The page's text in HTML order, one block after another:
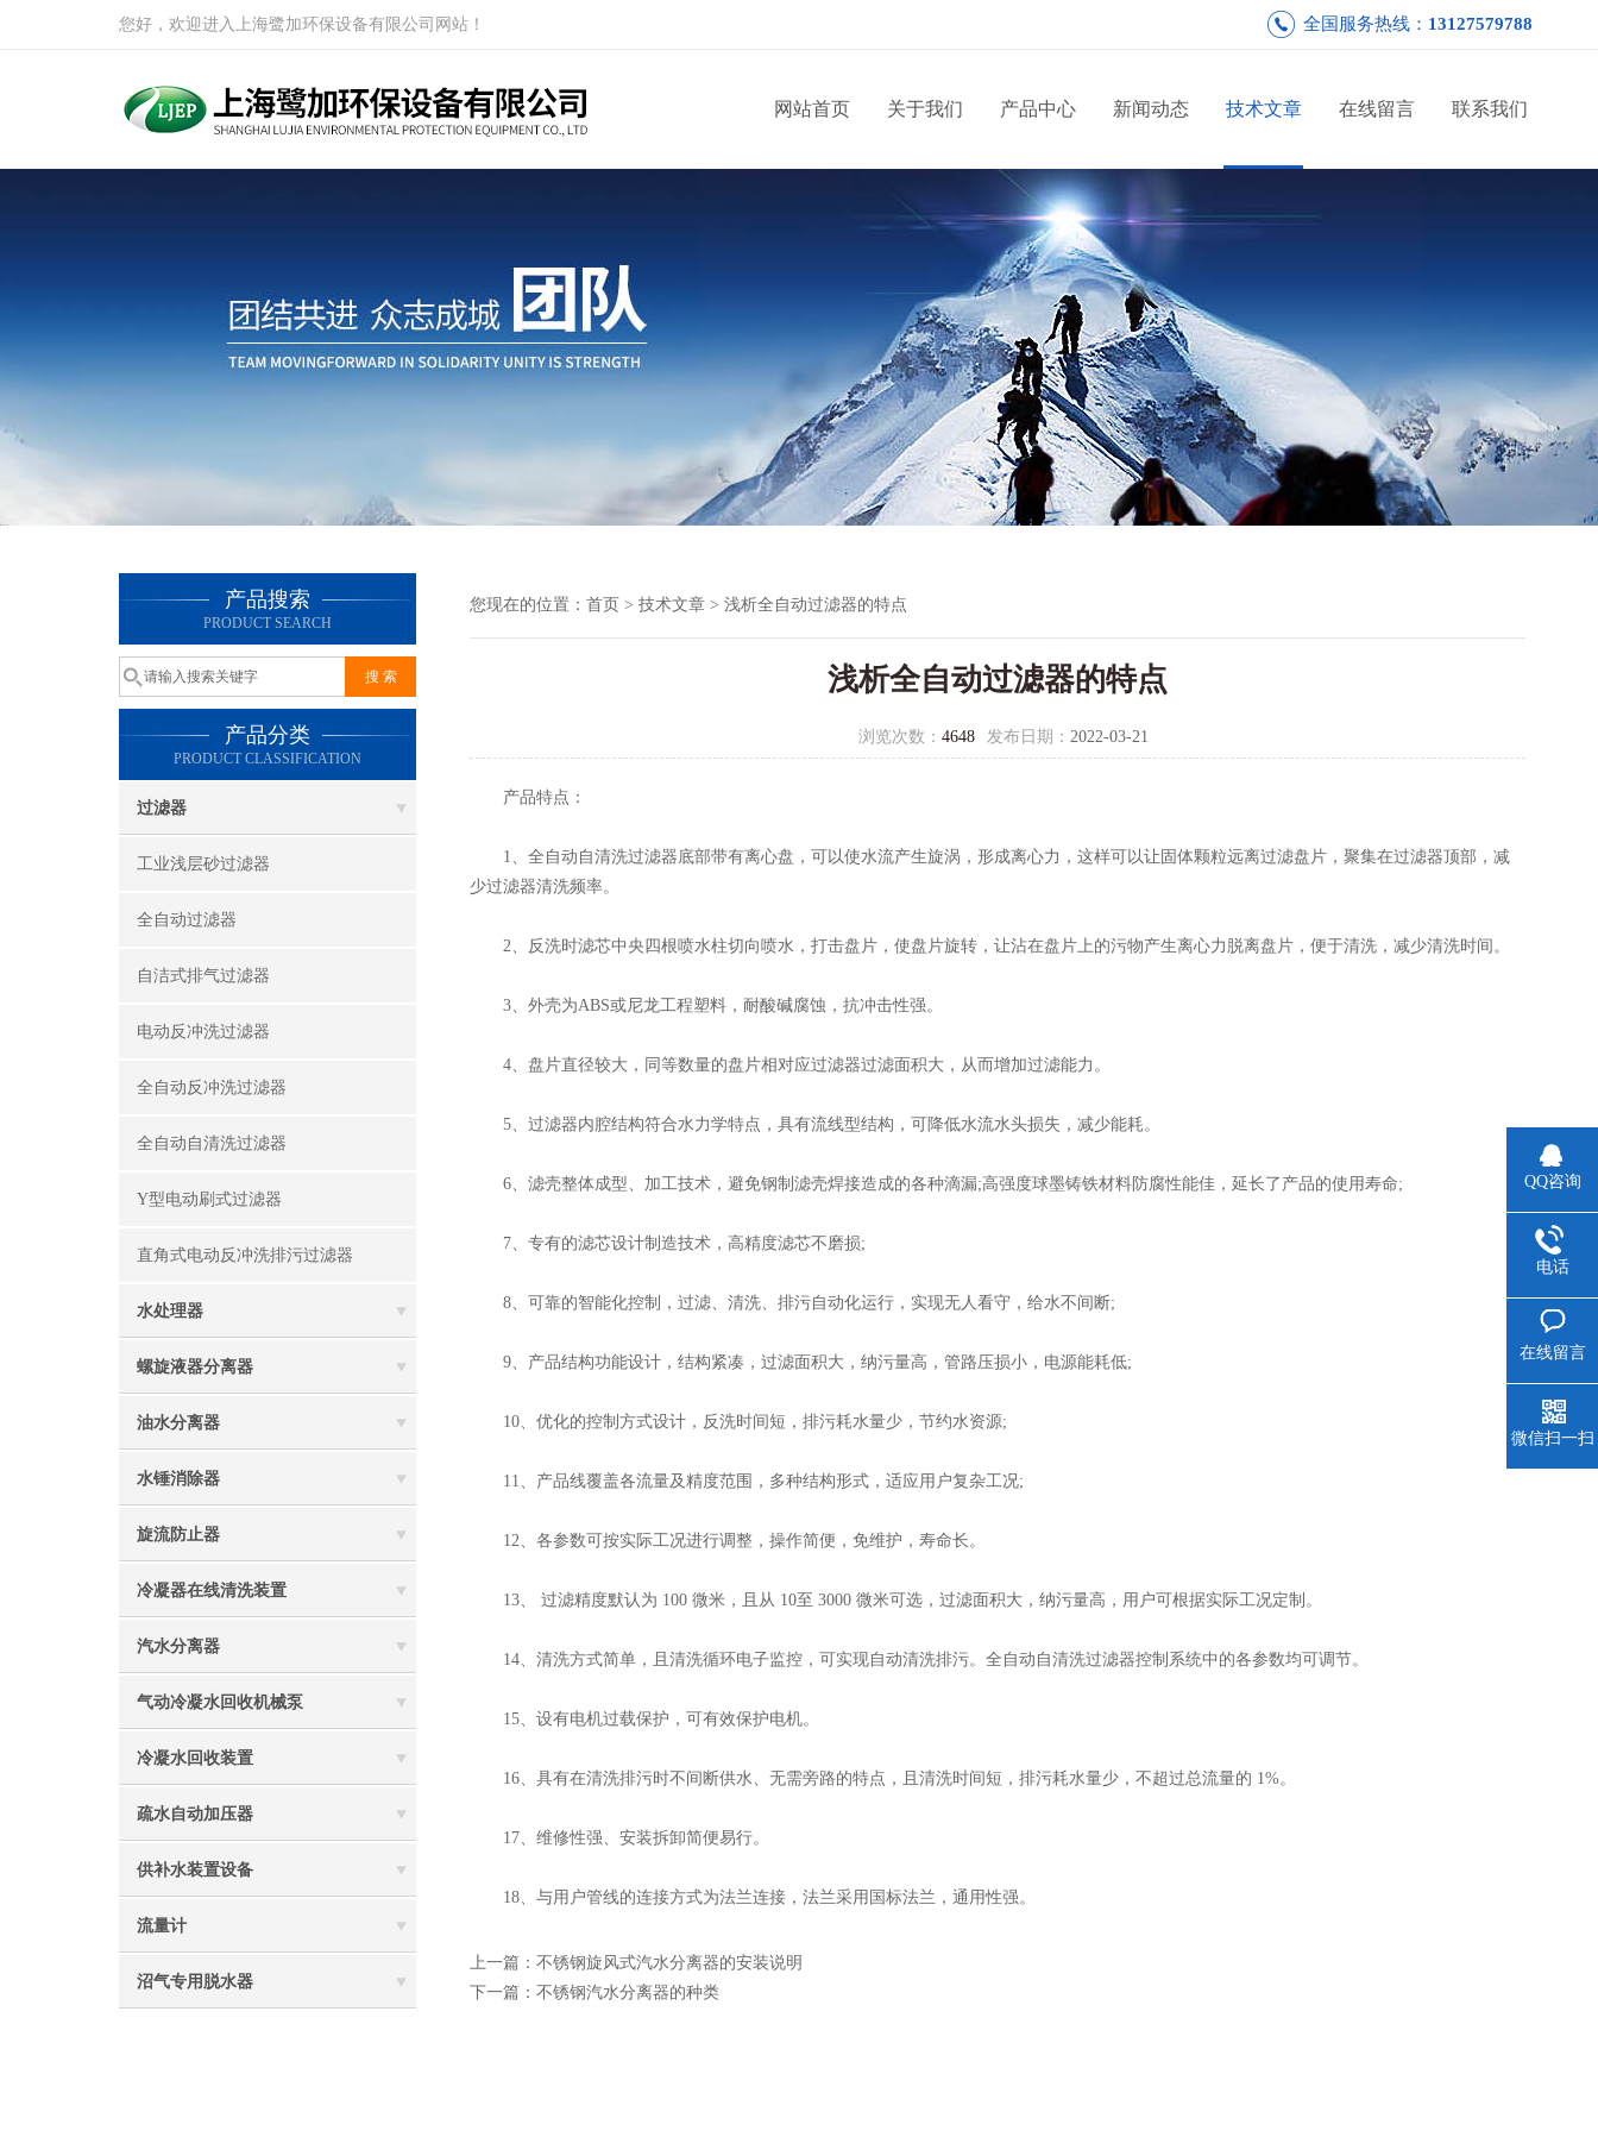
您好，欢迎进入上海鹭加环保设备有限公司网站！ 全国服务热线： 13127579788
网站首页 关于我们 产品中心 新闻动态 技术文章 在线留言 联系我们
产品搜索
PRODUCT SEARCH
产品分类
PRODUCT CLASSIFICATION
过滤器
工业浅层砂过滤器
全自动过滤器
自洁式排气过滤器
电动反冲洗过滤器
全自动反冲洗过滤器
全自动自清洗过滤器
Y型电动刷式过滤器
直角式电动反冲洗排污过滤器
水处理器
螺旋液器分离器
油水分离器
水锤消除器
旋流防止器
冷凝器在线清洗装置
汽水分离器
气动冷凝水回收机械泵
冷凝水回收装置
疏水自动加压器
供补水装置设备
流量计
沼气专用脱水器
您现在的位置： 首页 > 技术文章 > 浅析全自动过滤器的特点
浅析全自动过滤器的特点
浏览次数： 4648 发布日期： 2022-03-21
产品特点：
1、全自动自清洗过滤器底部带有离心盘，可以使水流产生旋涡，形成离心力，这样可以让固体颗粒远离过滤盘片，聚集在过滤器顶部，减
少过滤器清洗频率。
2、反洗时滤芯中央四根喷水柱切向喷水，打击盘片，使盘片旋转，让沾在盘片上的污物产生离心力脱离盘片，便于清洗，减少清洗时间。
3、外壳为ABS或尼龙工程塑料，耐酸碱腐蚀，抗冲击性强。
4、盘片直径较大，同等数量的盘片相对应过滤器过滤面积大，从而增加过滤能力。
5、过滤器内腔结构符合水力学特点，具有流线型结构，可降低水流水头损失，减少能耗。
6、滤壳整体成型、加工技术，避免钢制滤壳焊接造成的各种滴漏;高强度球墨铸铁材料防腐性能佳，延长了产品的使用寿命;
7、专有的滤芯设计制造技术，高精度滤芯不磨损;
8、可靠的智能化控制，过滤、清洗、排污自动化运行，实现无人看守，给水不间断;
9、产品结构功能设计，结构紧凑，过滤面积大，纳污量高，管路压损小，电源能耗低;
10、优化的控制方式设计，反洗时间短，排污耗水量少，节约水资源;
11、产品线覆盖各流量及精度范围，多种结构形式，适应用户复杂工况;
12、各参数可按实际工况进行调整，操作简便，免维护，寿命长。
13、 过滤精度默认为 100 微米，且从 10至 3000 微米可选，过滤面积大，纳污量高，用户可根据实际工况定制。
14、清洗方式简单，且清洗循环电子监控，可实现自动清洗排污。全自动自清洗过滤器控制系统中的各参数均可调节。
15、设有电机过载保护，可有效保护电机。
16、具有在清洗排污时不间断供水、无需旁路的特点，且清洗时间短，排污耗水量少，不超过总流量的 1%。
17、维修性强、安装拆卸简便易行。
18、与用户管线的连接方式为法兰连接，法兰采用国标法兰，通用性强。
上一篇： 不锈钢旋风式汽水分离器的安装说明
下一篇： 不锈钢汽水分离器的种类
QQ咨询
电话
在线留言
微信扫一扫